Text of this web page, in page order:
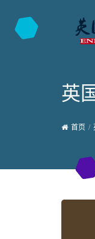
英
首页